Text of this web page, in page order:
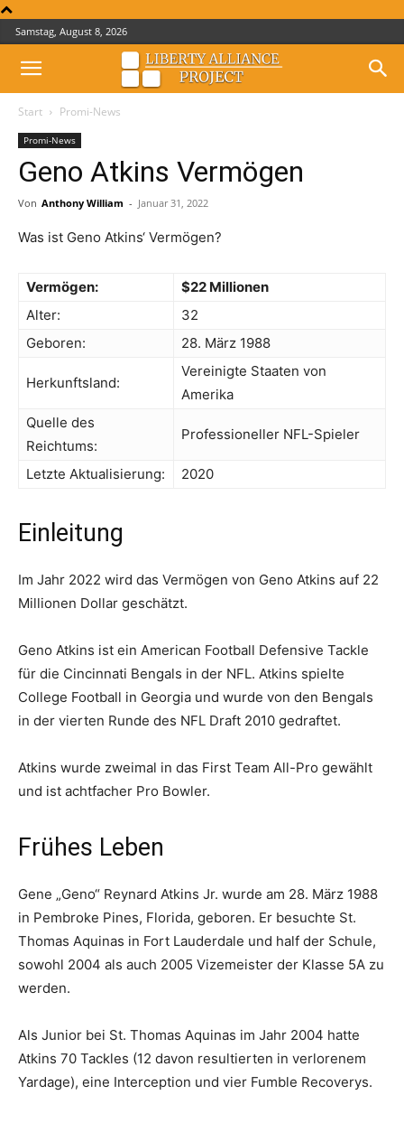
Samstag, August 8, 2026
Start Promi-News
Promi-News
Geno Atkins Vermögen
Von Anthony William - Januar 31, 2022
Was ist Geno Atkins‘ Vermögen?
Vermögen:
$22 Millionen
Alter:
32
Geboren:
28. März 1988
Herkunftsland:
Vereinigte Staaten von
Amerika
Quelle des
Reichtums:
Professioneller NFL-Spieler
Letzte Aktualisierung: 2020
Einleitung
Im Jahr 2022 wird das Vermögen von Geno Atkins auf 22
Millionen Dollar geschätzt.
Geno Atkins ist ein American Football Defensive Tackle
für die Cincinnati Bengals in der NFL. Atkins spielte
College Football in Georgia und wurde von den Bengals
in der vierten Runde des NFL Draft 2010 gedraftet.
Atkins wurde zweimal in das First Team All-Pro gewählt
und ist achtfacher Pro Bowler.
Frühes Leben
Gene „Geno“ Reynard Atkins Jr. wurde am 28. März 1988
in Pembroke Pines, Florida, geboren. Er besuchte St.
Thomas Aquinas in Fort Lauderdale und half der Schule,
sowohl 2004 als auch 2005 Vizemeister der Klasse 5A zu
werden.
Als Junior bei St. Thomas Aquinas im Jahr 2004 hatte
Atkins 70 Tackles (12 davon resultierten in verlorenem
Yardage), eine Interception und vier Fumble Recoverys.